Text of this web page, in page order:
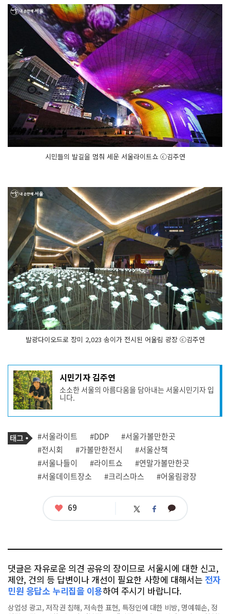
시민들의 발길을 멈춰 세운 서울라이트쇼 ⓒ김주연
발광다이오드로 장미 2,023 송이가 전시된 어울림 광장 ⓒ김주연
기
사
작
성
자
프
필
시민기자 김주연
소소한 서울의 아름다움을 담아내는 서울시민기자 입
니다.
기
사
관
련
태
그
태
그
#서울라이트 #DDP
#서울가볼만한곳
#전시회
#가볼만한전시
#서울산책
#서울나들이
#라이트쇼
#연말가볼만한곳
#서울데이트장소
#크리스마스 #어울림광장
좋
69 트 페 카
댓글은 자유로운 의견 공유의 장이므로 서울시에 대한 신고,
제안, 건의 등 답변이나 개선이 필요한 사항에 대해서는 전자
민원 응답소 누리집을 이용하여 주시기 바랍니다.
상업성 광고, 저작권 침해, 저속한 표현, 특정인에 대한 비방, 명예훼손, 정